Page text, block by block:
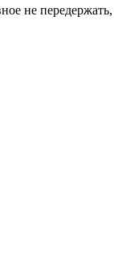
не